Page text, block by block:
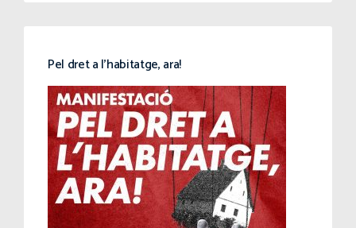
Pel dret a l’habitatge, ara!